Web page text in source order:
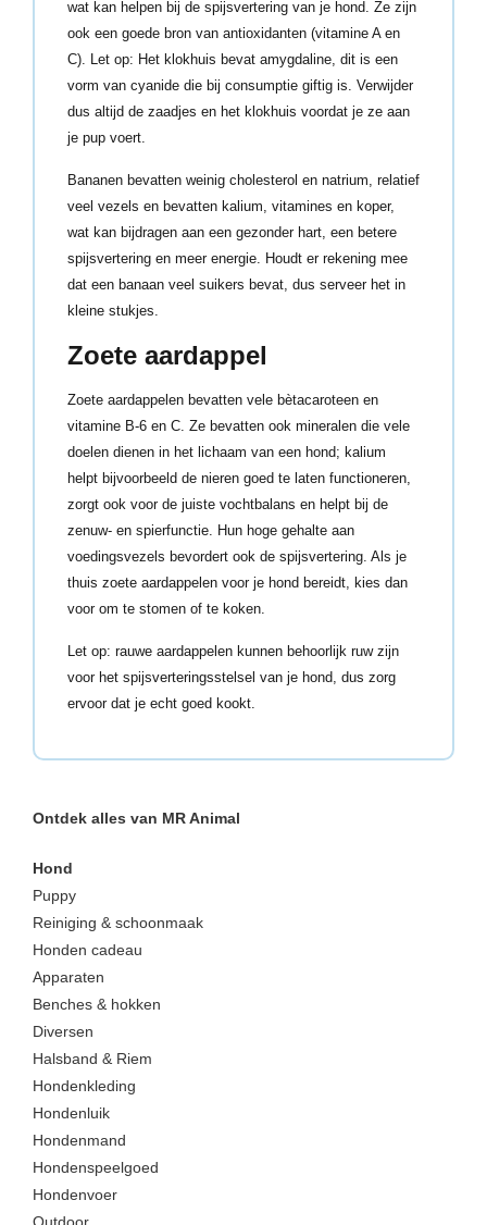
wat kan helpen bij de spijsvertering van je hond. Ze zijn
ook een goede bron van antioxidanten (vitamine A en
C). Let op: Het klokhuis bevat amygdaline, dit is een
vorm van cyanide die bij consumptie giftig is. Verwijder
dus altijd de zaadjes en het klokhuis voordat je ze aan
je pup voert.
Bananen bevatten weinig cholesterol en natrium, relatief
veel vezels en bevatten kalium, vitamines en koper,
wat kan bijdragen aan een gezonder hart, een betere
spijsvertering en meer energie. Houdt er rekening mee
dat een banaan veel suikers bevat, dus serveer het in
kleine stukjes.
Zoete aardappel
Zoete aardappelen bevatten vele bètacaroteen en
vitamine B-6 en C. Ze bevatten ook mineralen die vele
doelen dienen in het lichaam van een hond; kalium
helpt bijvoorbeeld de nieren goed te laten functioneren,
zorgt ook voor de juiste vochtbalans en helpt bij de
zenuw- en spierfunctie. Hun hoge gehalte aan
voedingsvezels bevordert ook de spijsvertering. Als je
thuis zoete aardappelen voor je hond bereidt, kies dan
voor om te stomen of te koken.
Let op: rauwe aardappelen kunnen behoorlijk ruw zijn
voor het spijsverteringsstelsel van je hond, dus zorg
ervoor dat je echt goed kookt.
Ontdek alles van MR Animal
Hond
Puppy
Reiniging & schoonmaak
Honden cadeau
Apparaten
Benches & hokken
Diversen
Halsband & Riem
Hondenkleding
Hondenluik
Hondenmand
Hondenspeelgoed
Hondenvoer